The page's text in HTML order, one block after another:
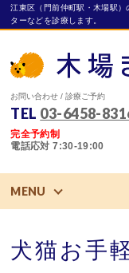
江東区（門前仲町駅・木場駅
ターなどを診療します。
お問い合わせ / 診療ご予約
TEL 03-6458-
完全予約制
電話応対 7:30-19:00
MENU
犬猫お手